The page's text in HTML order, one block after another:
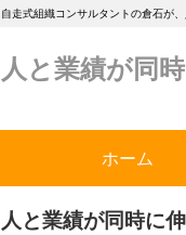
自走式組織コンサルタントの倉石が
人と業績が同
ホーム
人と業績が同時に